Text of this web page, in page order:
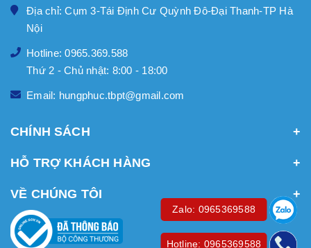
Địa chỉ: Cụm 3-Tái Định Cư Quỳnh Đô-Đại Thanh-TP Hà
Nội
Hotline: 0965.369.588
Thứ 2 - Chủ nhật: 8:00 - 18:00
Email: hungphuc.tbpt@gmail.com
CHÍNH SÁCH
HỖ TRỢ KHÁCH HÀNG
VỀ CHÚNG TÔI
Zalo: 0965369588
Hotline: 0965369588